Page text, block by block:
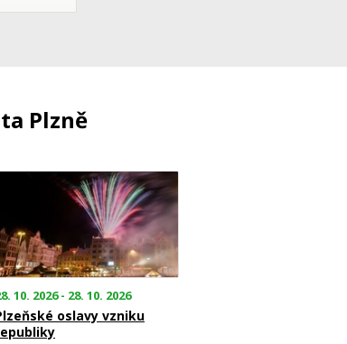
Plzně
10. 2026 - 28. 10. 2026
oslavy vzniku